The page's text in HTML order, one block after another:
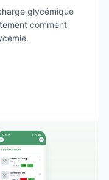
glycémique
comment